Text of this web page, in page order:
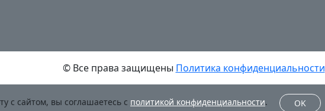
© Все права защищены Политика конфиденциальности
с сайтом, вы соглашаетесь с политикой конфиденциальности. OK